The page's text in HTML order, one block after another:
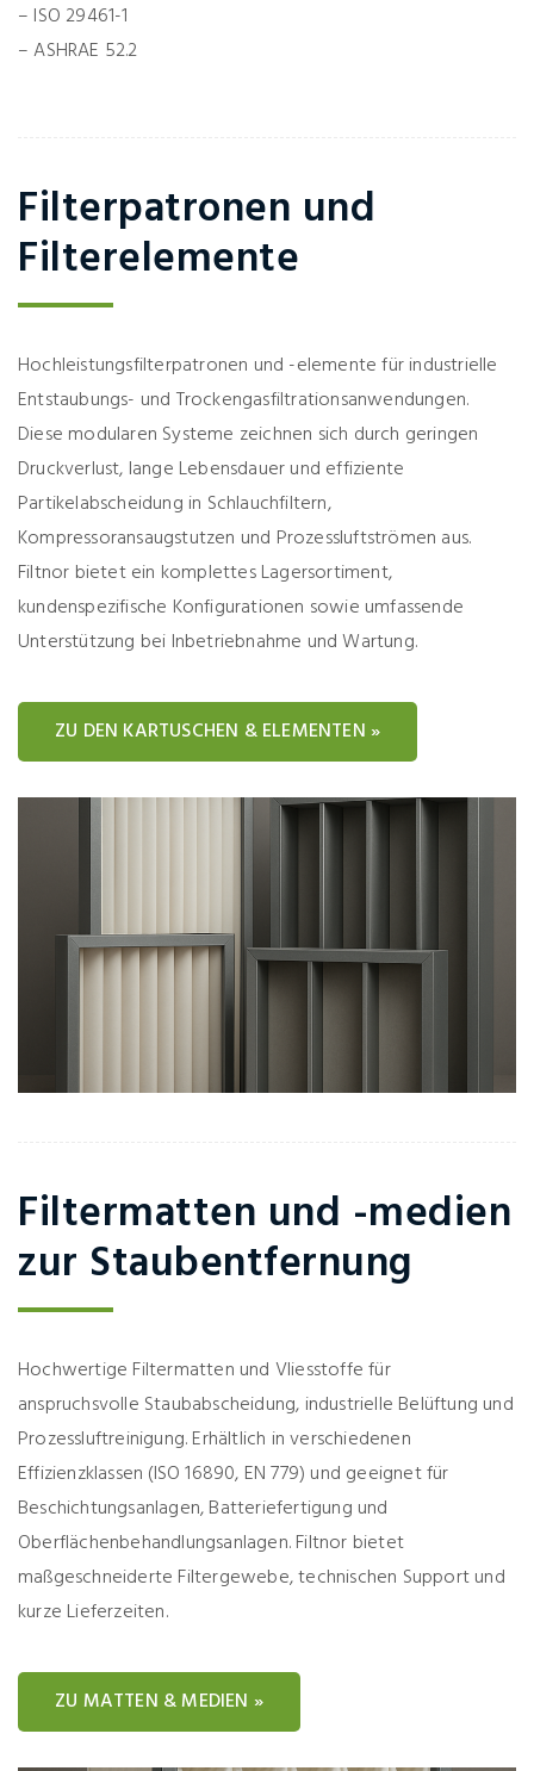
– ISO 29461-1
– ASHRAE 52.2
Filterpatronen und
Filterelemente
Hochleistungsfilterpatronen und -elemente für industrielle
Entstaubungs- und Trockengasfiltrationsanwendungen.
Diese modularen Systeme zeichnen sich durch geringen
Druckverlust, lange Lebensdauer und effiziente
Partikelabscheidung in Schlauchfiltern,
Kompressoransaugstutzen und Prozessluftströmen aus.
Filtnor bietet ein komplettes Lagersortiment,
kundenspezifische Konfigurationen sowie umfassende
Unterstützung bei Inbetriebnahme und Wartung.
ZU DEN KARTUSCHEN & ELEMENTEN »
Filtermatten und -medien
zur Staubentfernung
Hochwertige Filtermatten und Vliesstoffe für
anspruchsvolle Staubabscheidung, industrielle Belüftung und
Prozessluftreinigung. Erhältlich in verschiedenen
Effizienzklassen (ISO 16890, EN 779) und geeignet für
Beschichtungsanlagen, Batteriefertigung und
Oberflächenbehandlungsanlagen. Filtnor bietet
maßgeschneiderte Filtergewebe, technischen Support und
kurze Lieferzeiten.
ZU MATTEN & MEDIEN »